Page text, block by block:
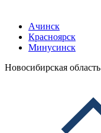
Ачинск
Красноярск
Минусинск
Новосибирская область